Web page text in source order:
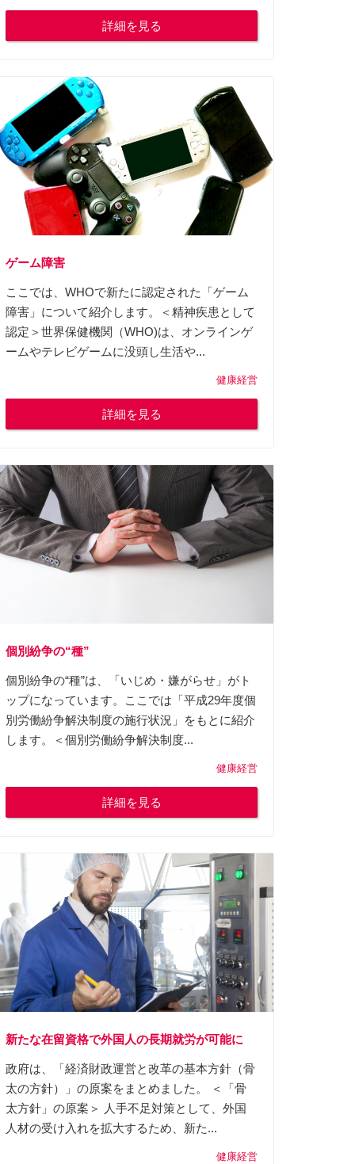
詳細を見る
ゲーム障害
ここでは、WHOで新たに認定された「ゲーム
障害」について紹介します。＜精神疾患として
認定＞世界保健機関（WHO)は、オンラインゲ
ームやテレビゲームに没頭し生活や...
健康経営
詳細を見る
個別紛争の“種”
個別紛争の“種”は、「いじめ・嫌がらせ」がト
ップになっています。ここでは「平成29年度個
別労働紛争解決制度の施行状況」をもとに紹介
します。＜個別労働紛争解決制度...
健康経営
詳細を見る
新たな在留資格で外国人の長期就労が可能に
政府は、「経済財政運営と改革の基本方針（骨
太の方針）」の原案をまとめました。 ＜「骨
太方針」の原案＞ 人手不足対策として、外国
人材の受け入れを拡大するため、新た...
健康経営